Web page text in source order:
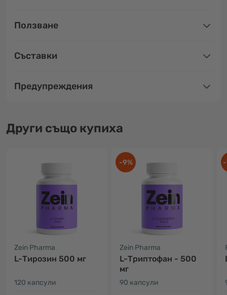
Ползване
Съставки
Предупреждения
Други също купиха
Zein Pharma
L-Тирозин 500 мг
120 капсули
-9%
Zein Pharma
L-Триптофан - 500
мг
90 капсули